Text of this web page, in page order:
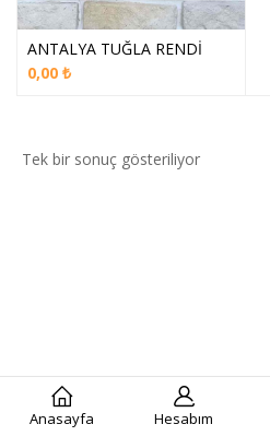
Anasayfa Hesabım
ANTALYA TUĞLA RENDİ
0,00 ₺
Tek bir sonuç gösteriliyor